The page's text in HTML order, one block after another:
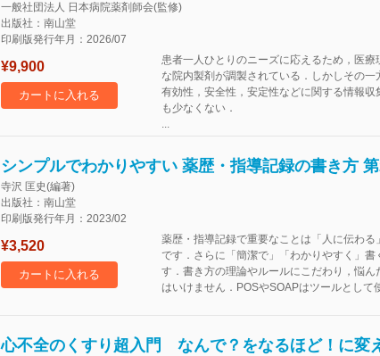
一般社団法人 日本病院薬剤師会(監修)
出版社：南山堂
印刷版発行年月：2026/07
¥9,900
カートに入れる
患者一人ひとりのニーズに応えるため，医療
な院内製剤が調製されている．しかしその一
有効性，安全性，安定性などに関する情報収
も少なくない．
...
シンプルでわかりやすい 薬歴・指導記録の書き方
寺沢 匡史(編著)
出版社：南山堂
印刷版発行年月：2023/02
¥3,520
カートに入れる
薬歴・指導記録で重要なことは「人に伝わる
です．さらに「簡潔で」「わかりやすく」書
す．書き方の理論やルールにこだわり，悩ん
はいけません．POSやSOAPはツールとして
心不全のくすり超入門 なんで？をなるほど！に変